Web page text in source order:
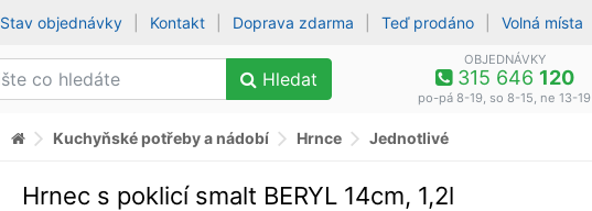
Stav objednávky Kontakt Doprava zdarma Teď prodáno Volná místa
Hledat
OBJEDNÁVKY
315 646 120
po-pá 8-19, so 8-15, ne 13-19
Kuchyňské potřeby a nádobí Hrnce Jednotlivé
Hrnec s poklicí smalt BERYL 14cm, 1,2l